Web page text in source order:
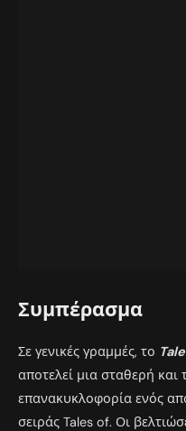
Συμπέρασμα
Σε γενικές γραμμές, το
αποτελεί μια σταθερή και
επανακυκλοφορία ενός
σειράς Tales of. Οι